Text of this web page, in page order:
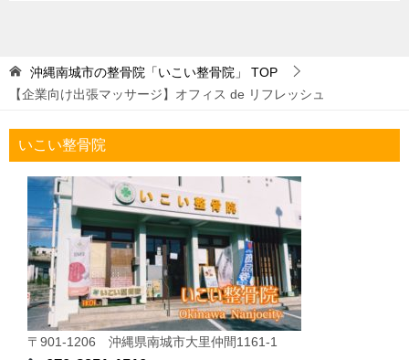
沖縄南城市の整骨院「いこい整骨院」
TOP
【企業向け出張マッサージ】オフィス de リフレッシュ
いこい整骨院
〒901-1206 沖縄県南城市大里仲間1161-1